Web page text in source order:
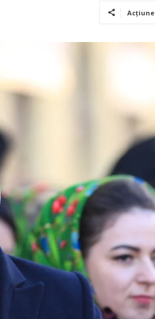
Acțiune